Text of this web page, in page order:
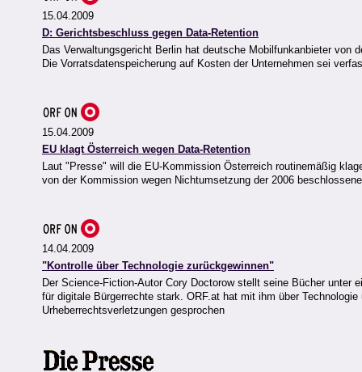
15.04.2009
D: Gerichtsbeschluss gegen Data-Retention
Das Verwaltungsgericht Berlin hat deutsche Mobilfunkanbieter von
Die Vorratsdatenspeicherung auf Kosten der Unternehmen sei
15.04.2009
EU klagt Österreich wegen Data-Retention
Laut "Presse" will die EU-Kommission Österreich routinemäßig
von der Kommission wegen Nichtumsetzung der 2006
14.04.2009
"Kontrolle über Technologie zurückgewinnen"
Der Science-Fiction-Autor Cory Doctorow stellt seine Bücher
für digitale Bürgerrechte stark. ORF.at hat mit ihm über
Urheberrechtsverletzungen gesprochen